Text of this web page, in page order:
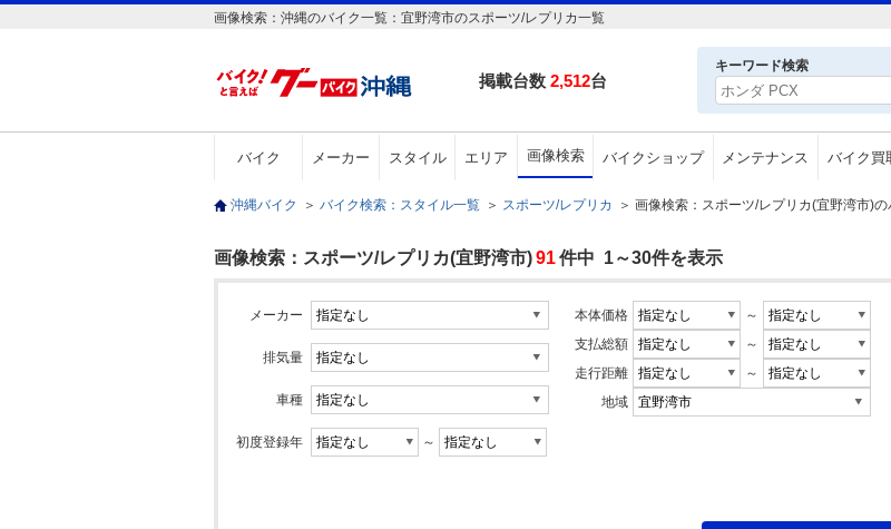
画像検索：沖縄のバイク一覧：宜野湾市のスポーツ/レプリカ一覧
掲載台数 2,512台
キーワード検索
バイク メーカー スタイル エリア 画像検索 バイクショップ メンテナンス バイク買
沖縄バイク ＞ バイク検索：スタイル一覧 ＞ スポーツ/レプリカ ＞ 画像検索：スポーツ/レプリカ(宜野湾市)
画像検索：スポーツ/レプリカ(宜野湾市)91件中 1～30件を表示
メーカー
排気量
車種
初度登録年 ～
本体価格
～
支払総額
～
走行距離
～
地域